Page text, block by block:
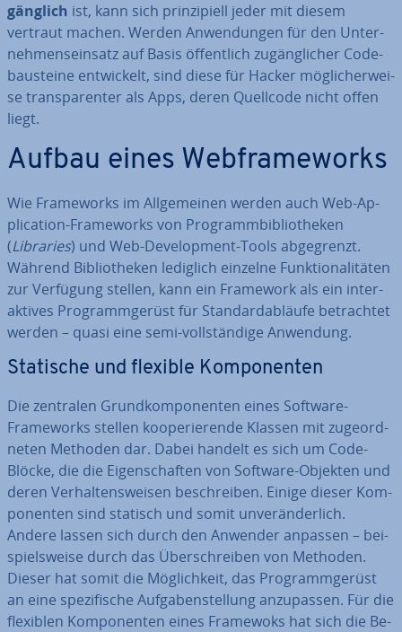
gäng­lich ist, kann sich prin­zi­pi­ell jeder mit diesem
vertraut machen. Werden An­wen­dun­gen für den Un­ter­
neh­mens­ein­satz auf Basis öf­fent­lich zu­gäng­li­cher Code­
bau­stei­ne ent­wi­ckelt, sind diese für Hacker mög­li­cher­wei­
se trans­pa­ren­ter als Apps, deren Quellcode nicht offen
liegt.
Aufbau eines Web­frame­works
Wie Frame­works im All­ge­mei­nen werden auch Web-Ap­
pli­ca­ti­on-Frame­works von Pro­gramm­bi­blio­the­ken
(Libraries) und Web-De­ve­lo­p­ment-Tools ab­ge­grenzt.
Während Bi­blio­the­ken lediglich einzelne Funk­tio­na­li­tä­ten
zur Verfügung stellen, kann ein Framework als ein in­ter­
ak­ti­ves Pro­gramm­ge­rüst für Stan­dard­ab­läu­fe be­trach­tet
werden – quasi eine semi-voll­stän­di­ge Anwendung.
Statische und flexible Kom­po­nen­ten
Die zentralen Grund­kom­po­nen­ten eines Software-
Frame­works stellen ko­ope­rie­ren­de Klassen mit zu­ge­ord­
ne­ten Methoden dar. Dabei handelt es sich um Code-
Blöcke, die die Ei­gen­schaf­ten von Software-Objekten und
deren Ver­hal­tens­wei­sen be­schrei­ben. Einige dieser Kom­
po­nen­ten sind statisch und somit un­ver­än­der­lich.
Andere lassen sich durch den Anwender anpassen – bei­
spiels­wei­se durch das Über­schrei­ben von Methoden.
Dieser hat somit die Mög­lich­keit, das Pro­gramm­ge­rüst
an eine spe­zi­fi­sche Auf­ga­ben­stel­lung an­zu­pas­sen. Für die
flexiblen Kom­po­nen­ten eines Framewoks hat sich die Be­